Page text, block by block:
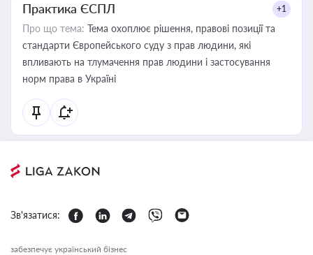
Практика ЄСПЛ +1
Про що тема: Тема охоплює рішення, правові позиції та
стандарти Європейського суду з прав людини, які
впливають на тлумачення прав людини і застосування
норм права в Україні
Зв'язатися:
забезпечує український бізнес